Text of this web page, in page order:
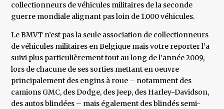
collectionneurs de véhicules militaires de la seconde
guerre mondiale alignant pas loin de 1.000 véhicules.
Le BMVT n’est pas la seule association de collectionneurs
de véhicules militaires en Belgique mais votre reporter l’a
suivi plus particulièrement tout au long de l’année 2009,
lors de chacune de ses sorties mettant en oeuvre
principalement des engins à roue – notamment des
camions GMC, des Dodge, des Jeep, des Harley-Davidson,
des autos blindées – mais également des blindés semi-